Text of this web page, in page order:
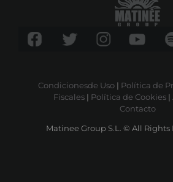
Condicionesde Uso| Política de
Fiscales| Política de Cookies|
Contacto
Matinee Group S.L. © All Rights